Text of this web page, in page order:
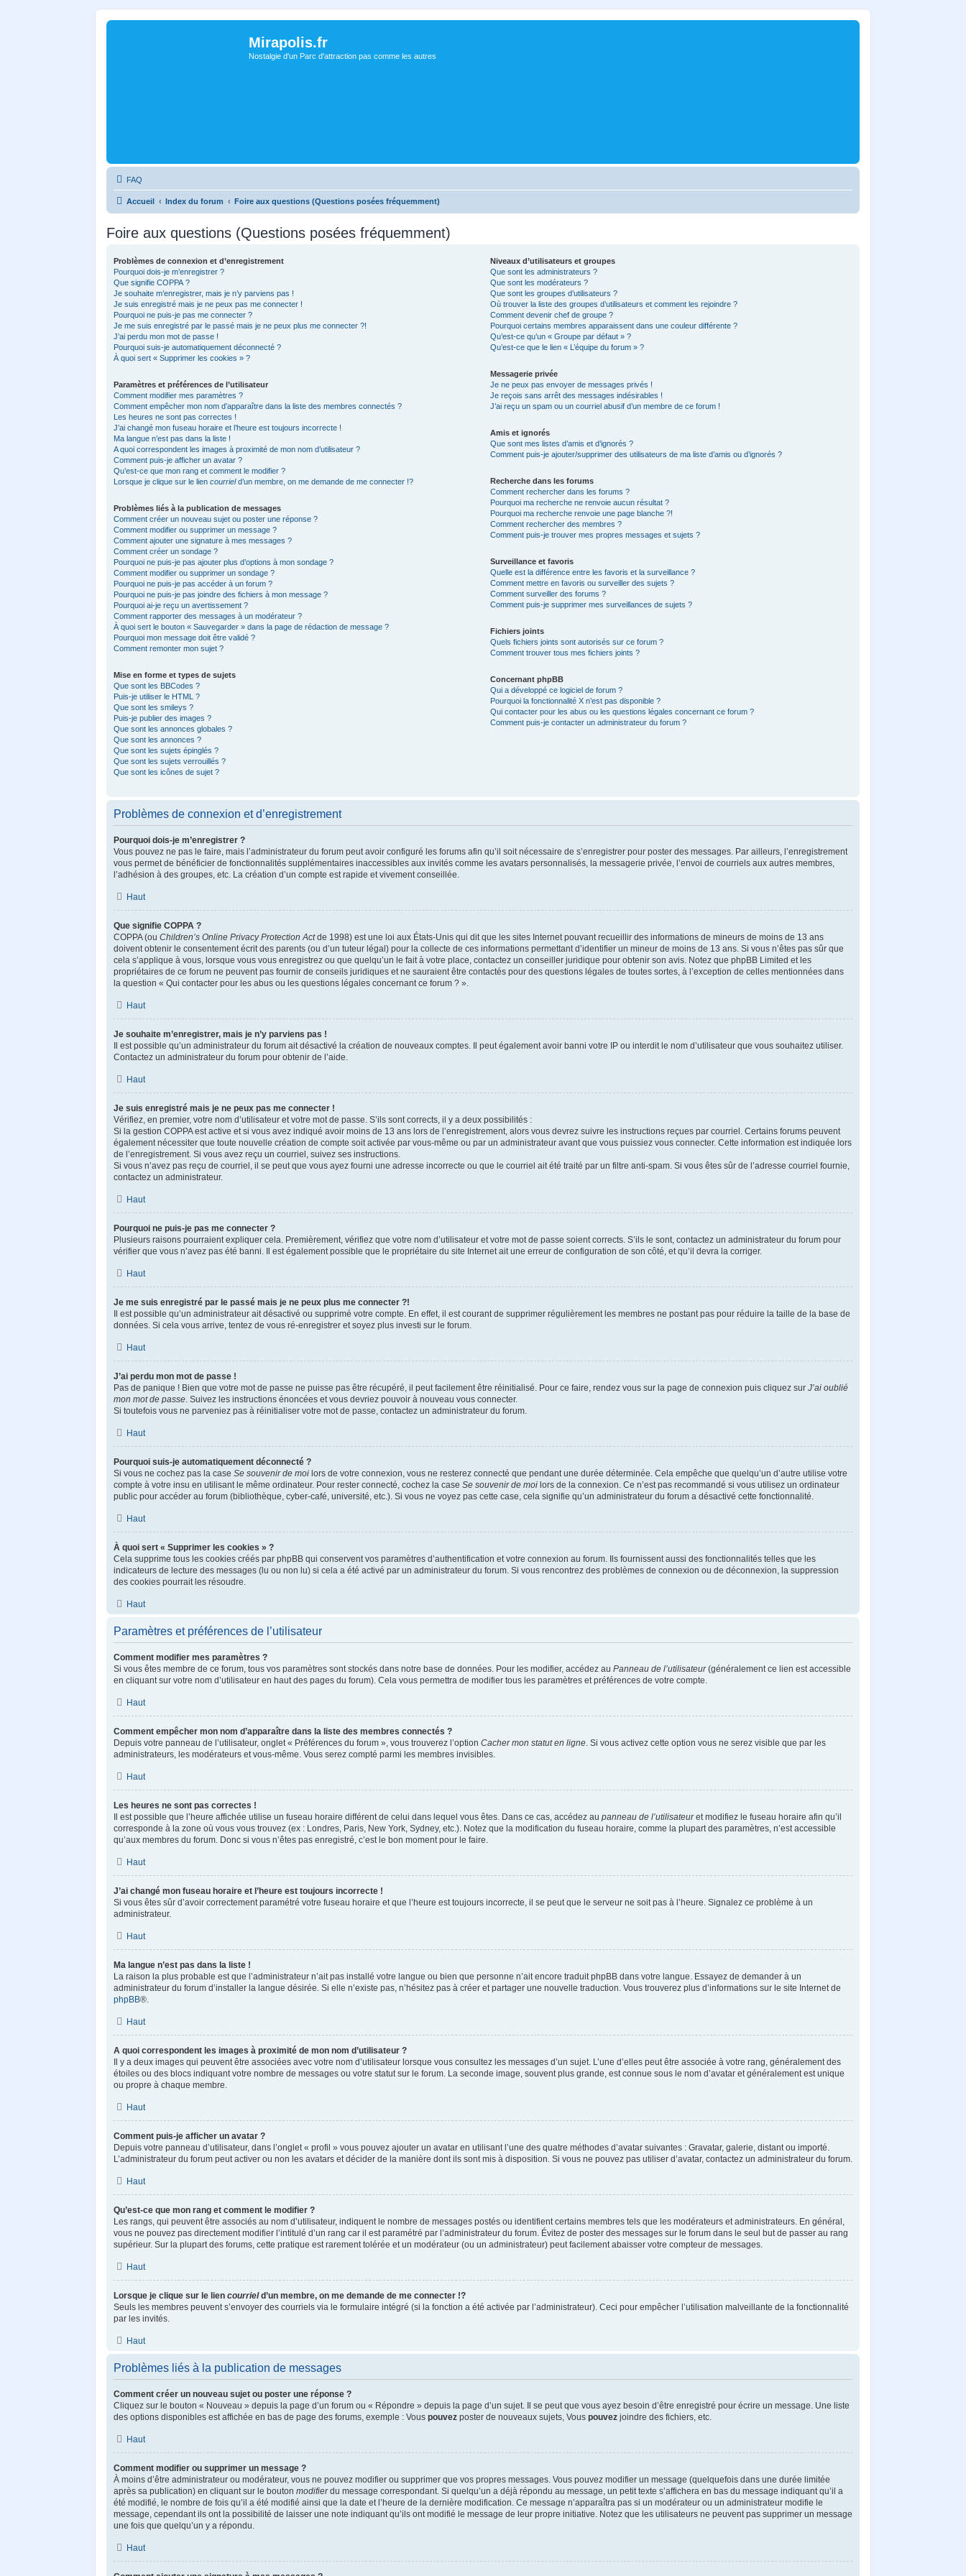
Mirapolis.fr
Nostalgie d'un Parc d'attraction pas comme les autres
FAQ
Accueil Index du forum Foire aux questions (Questions posées fréquemment)
Foire aux questions (Questions posées fréquemment)
Problèmes de connexion et d’enregistrement
Pourquoi dois-je m’enregistrer ?
Que signifie COPPA ?
Je souhaite m’enregistrer, mais je n’y parviens pas !
Je suis enregistré mais je ne peux pas me connecter !
Pourquoi ne puis-je pas me connecter ?
Je me suis enregistré par le passé mais je ne peux plus me connecter ?!
J’ai perdu mon mot de passe !
Pourquoi suis-je automatiquement déconnecté ?
À quoi sert « Supprimer les cookies » ?
Paramètres et préférences de l’utilisateur
Comment modifier mes paramètres ?
Comment empêcher mon nom d’apparaître dans la liste des membres connectés ?
Les heures ne sont pas correctes !
J’ai changé mon fuseau horaire et l’heure est toujours incorrecte !
Ma langue n’est pas dans la liste !
A quoi correspondent les images à proximité de mon nom d’utilisateur ?
Comment puis-je afficher un avatar ?
Qu’est-ce que mon rang et comment le modifier ?
Lorsque je clique sur le lien courrield’un membre, on me demande de me connecter !?
Problèmes liés à la publication de messages
Comment créer un nouveau sujet ou poster une réponse ?
Comment modifier ou supprimer un message ?
Comment ajouter une signature à mes messages ?
Comment créer un sondage ?
Pourquoi ne puis-je pas ajouter plus d’options à mon sondage ?
Comment modifier ou supprimer un sondage ?
Pourquoi ne puis-je pas accéder à un forum ?
Pourquoi ne puis-je pas joindre des fichiers à mon message ?
Pourquoi ai-je reçu un avertissement ?
Comment rapporter des messages à un modérateur ?
À quoi sert le bouton « Sauvegarder » dans la page de rédaction de message ?
Pourquoi mon message doit être validé ?
Comment remonter mon sujet ?
Mise en forme et types de sujets
Que sont les BBCodes ?
Puis-je utiliser le HTML ?
Que sont les smileys ?
Puis-je publier des images ?
Que sont les annonces globales ?
Que sont les annonces ?
Que sont les sujets épinglés ?
Que sont les sujets verrouillés ?
Que sont les icônes de sujet ?
Niveaux d’utilisateurs et groupes
Que sont les administrateurs ?
Que sont les modérateurs ?
Que sont les groupes d’utilisateurs ?
Où trouver la liste des groupes d’utilisateurs et comment les rejoindre ?
Comment devenir chef de groupe ?
Pourquoi certains membres apparaissent dans une couleur différente ?
Qu’est-ce qu’un « Groupe par défaut » ?
Qu’est-ce que le lien « L’équipe du forum » ?
Messagerie privée
Je ne peux pas envoyer de messages privés !
Je reçois sans arrêt des messages indésirables !
J’ai reçu un spam ou un courriel abusif d’un membre de ce forum !
Amis et ignorés
Que sont mes listes d’amis et d’ignorés ?
Comment puis-je ajouter/supprimer des utilisateurs de ma liste d’amis ou d’ignorés ?
Recherche dans les forums
Comment rechercher dans les forums ?
Pourquoi ma recherche ne renvoie aucun résultat ?
Pourquoi ma recherche renvoie une page blanche ?!
Comment rechercher des membres ?
Comment puis-je trouver mes propres messages et sujets ?
Surveillance et favoris
Quelle est la différence entre les favoris et la surveillance ?
Comment mettre en favoris ou surveiller des sujets ?
Comment surveiller des forums ?
Comment puis-je supprimer mes surveillances de sujets ?
Fichiers joints
Quels fichiers joints sont autorisés sur ce forum ?
Comment trouver tous mes fichiers joints ?
Concernant phpBB
Qui a développé ce logiciel de forum ?
Pourquoi la fonctionnalité X n’est pas disponible ?
Qui contacter pour les abus ou les questions légales concernant ce forum ?
Comment puis-je contacter un administrateur du forum ?
Problèmes de connexion et d’enregistrement
Pourquoi dois-je m’enregistrer ?
Vous pouvez ne pas le faire, mais l’administrateur du forum peut avoir configuré les forums afin qu’il soit nécessaire de s’enregistrer pour poster des messages. Par ailleurs, l’enregistrement
vous permet de bénéficier de fonctionnalités supplémentaires inaccessibles aux invités comme les avatars personnalisés, la messagerie privée, l’envoi de courriels aux autres membres,
l’adhésion à des groupes, etc. La création d’un compte est rapide et vivement conseillée.
Haut
Que signifie COPPA ?
COPPA (ou Children’s Online Privacy Protection Actde 1998) est une loi aux États-Unis qui dit que les sites Internet pouvant recueillir des informations de mineurs de moins de 13 ans
doivent obtenir le consentement écrit des parents (ou d’un tuteur légal) pour la collecte de ces informations permettant d’identifier un mineur de moins de 13 ans. Si vous n’êtes pas sûr que
cela s’applique à vous, lorsque vous vous enregistrez ou que quelqu’un le fait à votre place, contactez un conseiller juridique pour obtenir son avis. Notez que phpBB Limited et les
propriétaires de ce forum ne peuvent pas fournir de conseils juridiques et ne sauraient être contactés pour des questions légales de toutes sortes, à l’exception de celles mentionnées dans
la question « Qui contacter pour les abus ou les questions légales concernant ce forum ? ».
Haut
Je souhaite m’enregistrer, mais je n’y parviens pas !
Il est possible qu’un administrateur du forum ait désactivé la création de nouveaux comptes. Il peut également avoir banni votre IP ou interdit le nom d’utilisateur que vous souhaitez utiliser.
Contactez un administrateur du forum pour obtenir de l’aide.
Haut
Je suis enregistré mais je ne peux pas me connecter !
Vérifiez, en premier, votre nom d’utilisateur et votre mot de passe. S’ils sont corrects, il y a deux possibilités :
Si la gestion COPPA est active et si vous avez indiqué avoir moins de 13 ans lors de l’enregistrement, alors vous devrez suivre les instructions reçues par courriel. Certains forums peuvent
également nécessiter que toute nouvelle création de compte soit activée par vous-même ou par un administrateur avant que vous puissiez vous connecter. Cette information est indiquée lors
de l’enregistrement. Si vous avez reçu un courriel, suivez ses instructions.
Si vous n’avez pas reçu de courriel, il se peut que vous ayez fourni une adresse incorrecte ou que le courriel ait été traité par un filtre anti-spam. Si vous êtes sûr de l’adresse courriel fournie,
contactez un administrateur.
Haut
Pourquoi ne puis-je pas me connecter ?
Plusieurs raisons pourraient expliquer cela. Premièrement, vérifiez que votre nom d’utilisateur et votre mot de passe soient corrects. S’ils le sont, contactez un administrateur du forum pour
vérifier que vous n’avez pas été banni. Il est également possible que le propriétaire du site Internet ait une erreur de configuration de son côté, et qu’il devra la corriger.
Haut
Je me suis enregistré par le passé mais je ne peux plus me connecter ?!
Il est possible qu’un administrateur ait désactivé ou supprimé votre compte. En effet, il est courant de supprimer régulièrement les membres ne postant pas pour réduire la taille de la base de
données. Si cela vous arrive, tentez de vous ré-enregistrer et soyez plus investi sur le forum.
Haut
J’ai perdu mon mot de passe !
Pas de panique ! Bien que votre mot de passe ne puisse pas être récupéré, il peut facilement être réinitialisé. Pour ce faire, rendez vous sur la page de connexion puis cliquez sur J’ai oublié
mon mot de passe. Suivez les instructions énoncées et vous devriez pouvoir à nouveau vous connecter.
Si toutefois vous ne parveniez pas à réinitialiser votre mot de passe, contactez un administrateur du forum.
Haut
Pourquoi suis-je automatiquement déconnecté ?
Si vous ne cochez pas la case Se souvenir de moi lors de votre connexion, vous ne resterez connecté que pendant une durée déterminée. Cela empêche que quelqu’un d’autre utilise votre
compte à votre insu en utilisant le même ordinateur. Pour rester connecté, cochez la case Se souvenir de moi lors de la connexion. Ce n’est pas recommandé si vous utilisez un ordinateur
public pour accéder au forum (bibliothèque, cyber-café, université, etc.). Si vous ne voyez pas cette case, cela signifie qu’un administrateur du forum a désactivé cette fonctionnalité.
Haut
À quoi sert « Supprimer les cookies » ?
Cela supprime tous les cookies créés par phpBB qui conservent vos paramètres d’authentification et votre connexion au forum. Ils fournissent aussi des fonctionnalités telles que les
indicateurs de lecture des messages (lu ou non lu) si cela a été activé par un administrateur du forum. Si vous rencontrez des problèmes de connexion ou de déconnexion, la suppression
des cookies pourrait les résoudre.
Haut
Paramètres et préférences de l’utilisateur
Comment modifier mes paramètres ?
Si vous êtes membre de ce forum, tous vos paramètres sont stockés dans notre base de données. Pour les modifier, accédez au Panneau de l’utilisateur(généralement ce lien est accessible
en cliquant sur votre nom d’utilisateur en haut des pages du forum). Cela vous permettra de modifier tous les paramètres et préférences de votre compte.
Haut
Comment empêcher mon nom d’apparaître dans la liste des membres connectés ?
Depuis votre panneau de l’utilisateur, onglet « Préférences du forum », vous trouverez l’option Cacher mon statut en ligne. Si vous activez cette option vous ne serez visible que par les
administrateurs, les modérateurs et vous-même. Vous serez compté parmi les membres invisibles.
Haut
Les heures ne sont pas correctes !
Il est possible que l’heure affichée utilise un fuseau horaire différent de celui dans lequel vous êtes. Dans ce cas, accédez au panneau de l’utilisateuret modifiez le fuseau horaire afin qu’il
corresponde à la zone où vous vous trouvez (ex : Londres, Paris, New York, Sydney, etc.). Notez que la modification du fuseau horaire, comme la plupart des paramètres, n’est accessible
qu’aux membres du forum. Donc si vous n’êtes pas enregistré, c’est le bon moment pour le faire.
Haut
J’ai changé mon fuseau horaire et l’heure est toujours incorrecte !
Si vous êtes sûr d’avoir correctement paramétré votre fuseau horaire et que l’heure est toujours incorrecte, il se peut que le serveur ne soit pas à l’heure. Signalez ce problème à un
administrateur.
Haut
Ma langue n’est pas dans la liste !
La raison la plus probable est que l’administrateur n’ait pas installé votre langue ou bien que personne n’ait encore traduit phpBB dans votre langue. Essayez de demander à un
administrateur du forum d’installer la langue désirée. Si elle n’existe pas, n’hésitez pas à créer et partager une nouvelle traduction. Vous trouverez plus d’informations sur le site Internet de
phpBB®.
Haut
A quoi correspondent les images à proximité de mon nom d’utilisateur ?
Il y a deux images qui peuvent être associées avec votre nom d’utilisateur lorsque vous consultez les messages d’un sujet. L’une d’elles peut être associée à votre rang, généralement des
étoiles ou des blocs indiquant votre nombre de messages ou votre statut sur le forum. La seconde image, souvent plus grande, est connue sous le nom d’avatar et généralement est unique
ou propre à chaque membre.
Haut
Comment puis-je afficher un avatar ?
Depuis votre panneau d’utilisateur, dans l’onglet « profil » vous pouvez ajouter un avatar en utilisant l’une des quatre méthodes d’avatar suivantes : Gravatar, galerie, distant ou importé.
L’administrateur du forum peut activer ou non les avatars et décider de la manière dont ils sont mis à disposition. Si vous ne pouvez pas utiliser d’avatar, contactez un administrateur du forum.
Haut
Qu’est-ce que mon rang et comment le modifier ?
Les rangs, qui peuvent être associés au nom d’utilisateur, indiquent le nombre de messages postés ou identifient certains membres tels que les modérateurs et administrateurs. En général,
vous ne pouvez pas directement modifier l’intitulé d’un rang car il est paramétré par l’administrateur du forum. Évitez de poster des messages sur le forum dans le seul but de passer au rang
supérieur. Sur la plupart des forums, cette pratique est rarement tolérée et un modérateur (ou un administrateur) peut facilement abaisser votre compteur de messages.
Haut
Lorsque je clique sur le lien courrield’un membre, on me demande de me connecter !?
Seuls les membres peuvent s’envoyer des courriels via le formulaire intégré (si la fonction a été activée par l’administrateur). Ceci pour empêcher l’utilisation malveillante de la fonctionnalité
par les invités.
Haut
Problèmes liés à la publication de messages
Comment créer un nouveau sujet ou poster une réponse ?
Cliquez sur le bouton « Nouveau » depuis la page d’un forum ou « Répondre » depuis la page d’un sujet. Il se peut que vous ayez besoin d’être enregistré pour écrire un message. Une liste
des options disponibles est affichée en bas de page des forums, exemple : Vous pouvez poster de nouveaux sujets, Vous pouvez joindre des fichiers, etc.
Haut
Comment modifier ou supprimer un message ?
À moins d’être administrateur ou modérateur, vous ne pouvez modifier ou supprimer que vos propres messages. Vous pouvez modifier un message (quelquefois dans une durée limitée
après sa publication) en cliquant sur le bouton modifierdu message correspondant. Si quelqu’un a déjà répondu au message, un petit texte s’affichera en bas du message indiquant qu’il a
été modifié, le nombre de fois qu’il a été modifié ainsi que la date et l’heure de la dernière modification. Ce message n’apparaîtra pas si un modérateur ou un administrateur modifie le
message, cependant ils ont la possibilité de laisser une note indiquant qu’ils ont modifié le message de leur propre initiative. Notez que les utilisateurs ne peuvent pas supprimer un message
une fois que quelqu’un y a répondu.
Haut